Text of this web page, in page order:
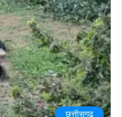
छत्तीसगढ़